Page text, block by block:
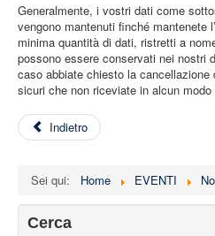
Generalmente, i vostri dati come
vengono mantenuti finché mantenete
minima quantità di dati, ristretti a
possono essere conservati nei nostri
caso abbiate chiesto la cancellazione
sicuri che non riceviate in alcun modo
Indietro
Sei qui: Home EVENTI
Cerca